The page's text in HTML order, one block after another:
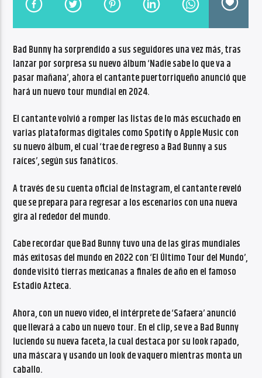
Radio VoxQR
Bad Bunny ha sorprendido a sus seguidores una vez más, tras
lanzar por sorpresa su nuevo álbum ‘Nadie sabe lo que va a
pasar mañana’, ahora el cantante puertorriqueño anunció que
hará un nuevo tour mundial en 2024.
El cantante volvió a romper las listas de lo más escuchado en
varias plataformas digitales como Spotify o Apple Music con
su nuevo álbum, el cual ‘trae de regreso a Bad Bunny a sus
raíces’, según sus fanáticos.
A través de su cuenta oficial de Instagram, el cantante reveló
que se prepara para regresar a los escenarios con una nueva
gira al rededor del mundo.
Cabe recordar que Bad Bunny tuvo una de las giras mundiales
más exitosas del mundo en 2022 con ‘El Último Tour del Mundo’,
donde visitó tierras mexicanas a finales de año en el famoso
Estadio Azteca.
Ahora, con un nuevo video, el intérprete de ‘Safaera’ anunció
que llevará a cabo un nuevo tour. En el clip, se ve a Bad Bunny
luciendo su nueva faceta, la cual destaca por su look rapado,
una máscara y usando un look de vaquero mientras monta un
caballo.